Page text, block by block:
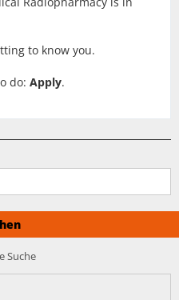
to know you.
do: Apply.
Suche